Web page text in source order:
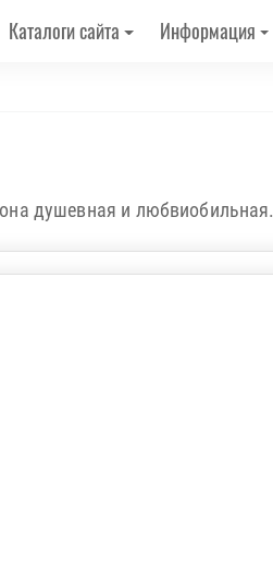
Каталоги сайта Информация
душевная и любвиобильная.